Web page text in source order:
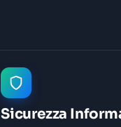
Sicurezza